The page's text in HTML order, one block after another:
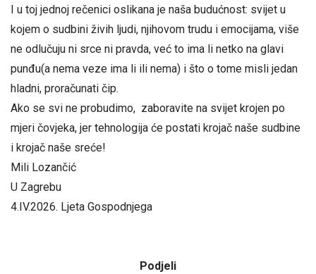
I u toj jednoj rečenici oslikana je naša budućnost: svijet u
kojem o sudbini živih ljudi, njihovom trudu i emocijama, više
ne odlučuju ni srce ni pravda, već to ima li netko na glavi
punđu(a nema veze ima li ili nema) i što o tome misli jedan
hladni, proračunati čip.
Ako se svi ne probudimo, zaboravite na svijet krojen po
mjeri čovjeka, jer tehnologija će postati krojač naše sudbine
i krojač naše sreće!
Mili Lozančić
U Zagrebu
4.IV.2026. Ljeta Gospodnjega
Podjeli